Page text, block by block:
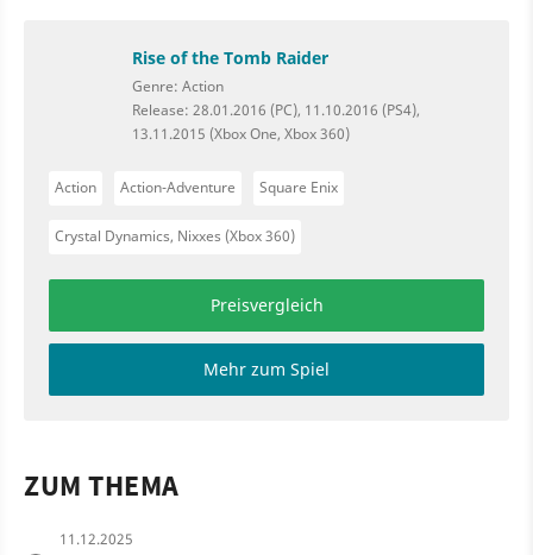
Rise of the Tomb Raider
Genre: Action
Release: 28.01.2016 (PC), 11.10.2016 (PS4),
13.11.2015 (Xbox One, Xbox 360)
Action Action-Adventure Square Enix
Crystal Dynamics, Nixxes (Xbox 360)
Preisvergleich
Mehr zum Spiel
ZUM THEMA
11.12.2025